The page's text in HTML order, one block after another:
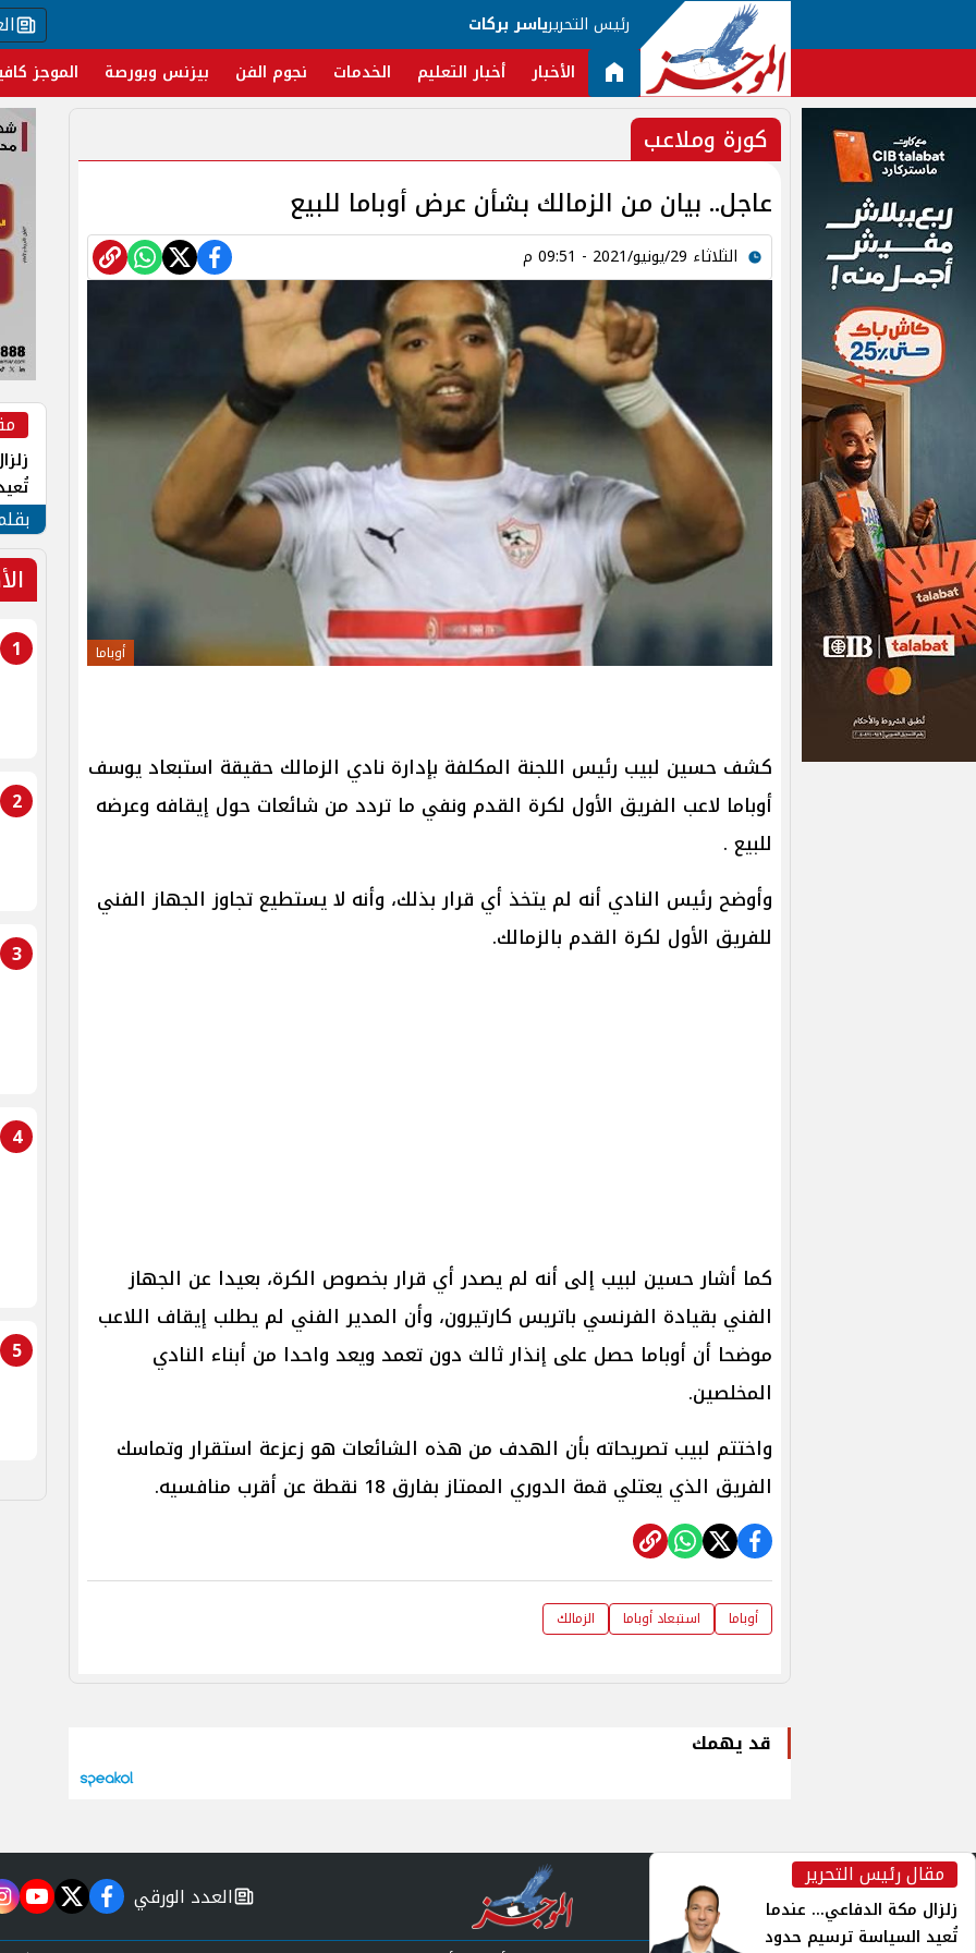
رئيس التحريرياسر بركات
الأخبار أخبار التعليم الخدمات نجوم الفن بيزنس وبورصة الموجز
كورة وملاعب
عاجل.. بيان من الزمالك بشأن عرض أوباما للبيع
الثلاثاء 29/يونيو/2021 - 09:51 م
أوباما
كشف حسين لبيب رئيس اللجنة المكلفة بإدارة نادي الزمالك حقيقة استبعاد يوسف
أوباما لاعب الفريق الأول لكرة القدم ونفي ما تردد من شائعات حول إيقافه وعرضه
للبيع .
وأوضح رئيس النادي أنه لم يتخذ أي قرار بذلك، وأنه لا يستطيع تجاوز الجهاز الفني
للفريق الأول لكرة القدم بالزمالك.
كما أشار حسين لبيب إلى أنه لم يصدر أي قرار بخصوص الكرة، بعيدا عن الجهاز
الفني بقيادة الفرنسي باتريس كارتيرون، وأن المدير الفني لم يطلب إيقاف اللاعب
موضحا أن أوباما حصل على إنذار ثالث دون تعمد ويعد واحدا من أبناء النادي
المخلصين.
واختتم لبيب تصريحاته بأن الهدف من هذه الشائعات هو زعزعة استقرار وتماسك
الفريق الذي يعتلي قمة الدوري الممتاز بفارق 18 نقطة عن أقرب منافسيه.
أوباما استبعاد أوباما الزمالك
قد يهمك
1
2
3
4
5
مقال رئيس التحرير
زلزال مكة الدفاعي... عندما
تُعيد السياسة ترسيم حدود
newspaper
العدد الورقي facebook
twitter